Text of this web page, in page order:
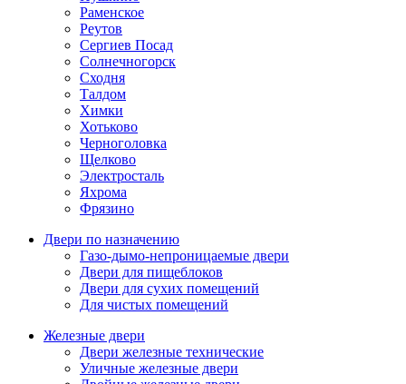
Раменское
Реутов
Сергиев Посад
Солнечногорск
Сходня
Талдом
Химки
Хотьково
Черноголовка
Щелково
Электросталь
Яхрома
Фрязино
Двери по назначению
Газо-дымо-непроницаемые двери
Двери для пищеблоков
Двери для сухих помещений
Для чистых помещений
Железные двери
Двери железные технические
Уличные железные двери